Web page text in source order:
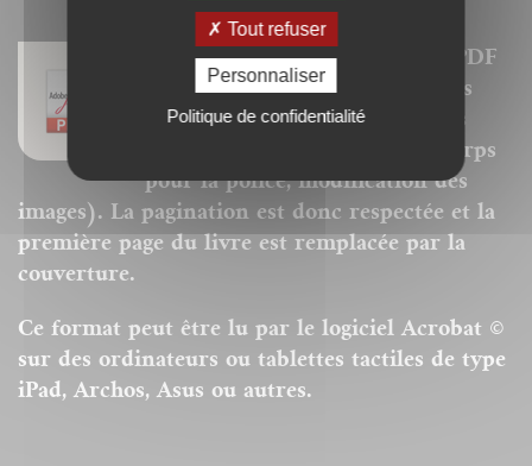
Nos ebooks sont des versions PDF
homothétiques des livres de nos
catalogues. Ils ne sont donc pas
modifiables (changement de corps
pour la police, modification des
images). La pagination est donc respectée et la
première page du livre est remplacée par la
couverture.
Ce format peut être lu par le logiciel Acrobat ©
sur des ordinateurs ou tablettes tactiles de type
iPad, Archos, Asus ou autres.
Tout refuser
Personnaliser
Politique de confidentialité